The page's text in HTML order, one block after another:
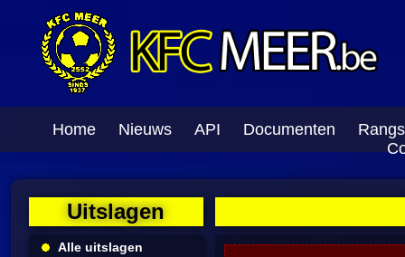
Home Nieuws API Documenten
Uitslagen
Alle uitslagen